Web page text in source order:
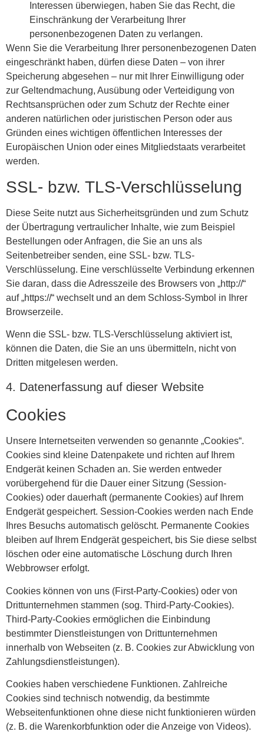
Interessen überwiegen, haben Sie das Recht, die
Einschränkung der Verarbeitung Ihrer
personenbezogenen Daten zu verlangen.
Wenn Sie die Verarbeitung Ihrer personenbezogenen Daten
eingeschränkt haben, dürfen diese Daten – von ihrer
Speicherung abgesehen – nur mit Ihrer Einwilligung oder
zur Geltendmachung, Ausübung oder Verteidigung von
Rechtsansprüchen oder zum Schutz der Rechte einer
anderen natürlichen oder juristischen Person oder aus
Gründen eines wichtigen öffentlichen Interesses der
Europäischen Union oder eines Mitgliedstaats verarbeitet
werden.
SSL- bzw. TLS-Verschlüsselung
Diese Seite nutzt aus Sicherheitsgründen und zum Schutz
der Übertragung vertraulicher Inhalte, wie zum Beispiel
Bestellungen oder Anfragen, die Sie an uns als
Seitenbetreiber senden, eine SSL- bzw. TLS-
Verschlüsselung. Eine verschlüsselte Verbindung erkennen
Sie daran, dass die Adresszeile des Browsers von „http://“
auf „https://“ wechselt und an dem Schloss-Symbol in Ihrer
Browserzeile.
Wenn die SSL- bzw. TLS-Verschlüsselung aktiviert ist,
können die Daten, die Sie an uns übermitteln, nicht von
Dritten mitgelesen werden.
4. Datenerfassung auf dieser Website
Cookies
Unsere Internetseiten verwenden so genannte „Cookies“.
Cookies sind kleine Datenpakete und richten auf Ihrem
Endgerät keinen Schaden an. Sie werden entweder
vorübergehend für die Dauer einer Sitzung (Session-
Cookies) oder dauerhaft (permanente Cookies) auf Ihrem
Endgerät gespeichert. Session-Cookies werden nach Ende
Ihres Besuchs automatisch gelöscht. Permanente Cookies
bleiben auf Ihrem Endgerät gespeichert, bis Sie diese selbst
löschen oder eine automatische Löschung durch Ihren
Webbrowser erfolgt.
Cookies können von uns (First-Party-Cookies) oder von
Drittunternehmen stammen (sog. Third-Party-Cookies).
Third-Party-Cookies ermöglichen die Einbindung
bestimmter Dienstleistungen von Drittunternehmen
innerhalb von Webseiten (z. B. Cookies zur Abwicklung von
Zahlungsdienstleistungen).
Cookies haben verschiedene Funktionen. Zahlreiche
Cookies sind technisch notwendig, da bestimmte
Webseitenfunktionen ohne diese nicht funktionieren würden
(z. B. die Warenkorbfunktion oder die Anzeige von Videos).